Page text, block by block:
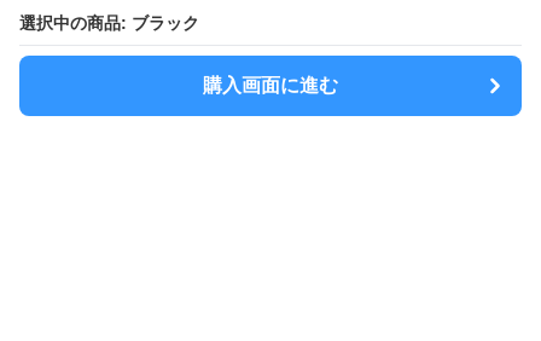
選択中の商品: ブラック
購入画面に進む
選択中の商品: ブラック
購入画面に進む